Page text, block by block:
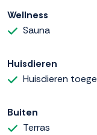
Wellness
Sauna
Huisdieren
Huisdieren
Buiten
Terras